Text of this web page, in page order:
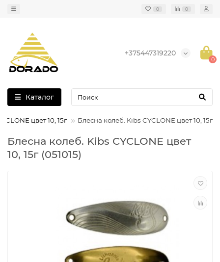
0 0
+375447319220
0
Каталог
цвет 10, 15г Блесна колеб. Kibs CYCLONE цвет 10, 15г
Блесна колеб. Kibs CYCLONE цвет
10, 15г (051015)